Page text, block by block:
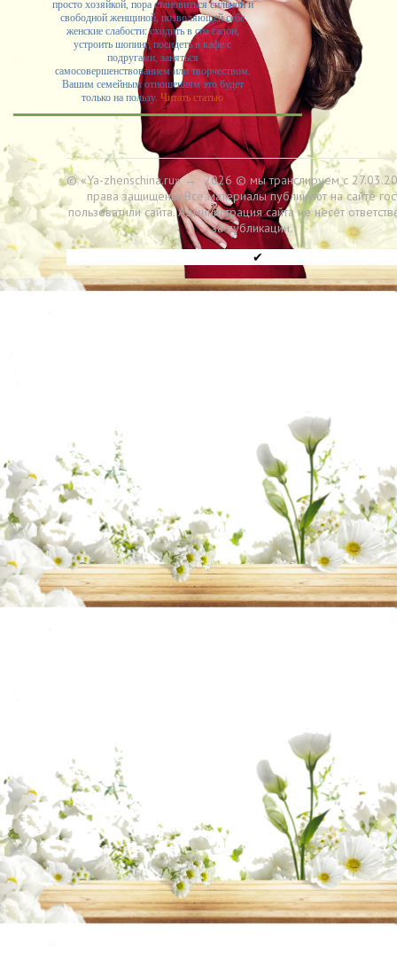
просто хозяйкой, пора становиться сильной и
свободной женщиной, позволяющей себе
женские слабости: сходить в спа салон,
устроить шопинг, посидеть в кафе с
подругами, заняться
самосовершенствованием или творчеством.
Вашим семейным отношениям это будет
только на пользу. Читать статью
© «Ya-zhenschina.ru»→ 2026 © мы транслируем с
права защищены. Все материалы публикуют на сайте
пользоватили сайта. Администрация сайта не несет
за публикации.
✔